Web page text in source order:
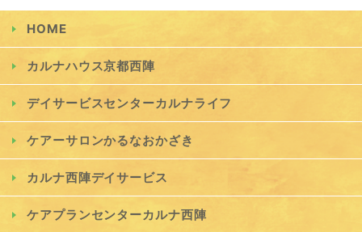
HOME
カルナハウス京都西陣
デイサービスセンターカルナライフ
ケアーサロンかるなおかざき
カルナ西陣デイサービス
ケアプランセンターカルナ西陣